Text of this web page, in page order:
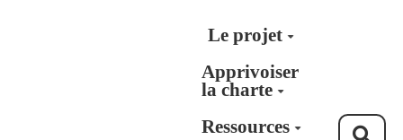
Aller au contenu principalLe projet
Apprivoiser
la charte
Ressources